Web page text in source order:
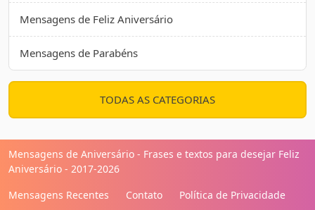
Mensagens de Feliz Aniversário
Mensagens de Parabéns
TODAS AS CATEGORIAS
Mensagens de Aniversário - Frases e textos para desejar Feliz
Aniversário - 2017-2026
Mensagens Recentes
Contato
Política de Privacidade